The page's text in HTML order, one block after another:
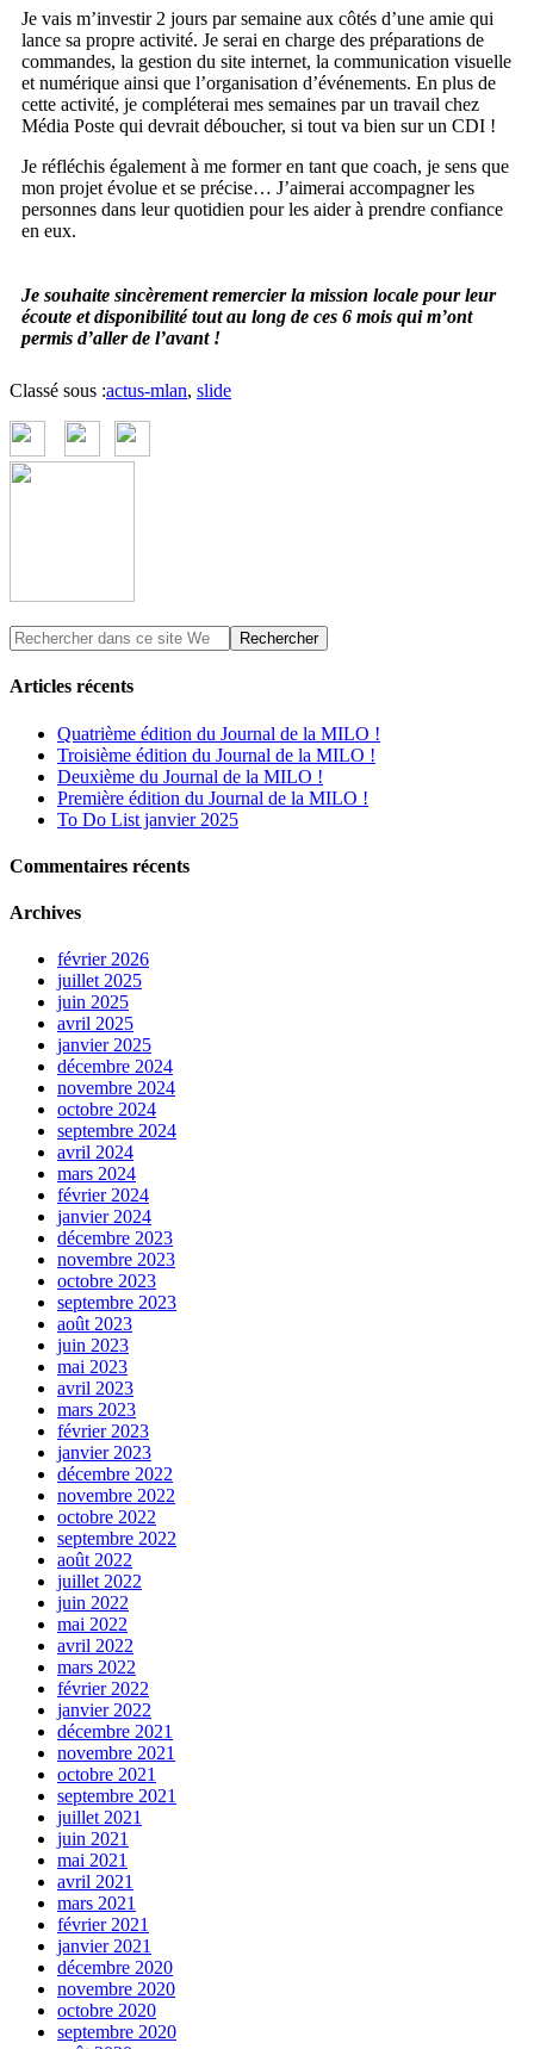
Je vais m’investir 2 jours par semaine aux côtés d’une amie qui
lance sa propre activité. Je serai en charge des préparations de
commandes, la gestion du site internet, la communication visuelle
et numérique ainsi que l’organisation d’événements. En plus de
cette activité, je compléterai mes semaines par un travail chez
Média Poste qui devrait déboucher, si tout va bien sur un CDI !
Je réfléchis également à me former en tant que coach, je sens que
mon projet évolue et se précise… J’aimerai accompagner les
personnes dans leur quotidien pour les aider à prendre confiance
en eux.
Je souhaite sincèrement remercier la mission locale pour leur
écoute et disponibilité tout au long de ces 6 mois qui m’ont
permis d’aller de l’avant !
Classé sous :actus-mlan, slide
Articles récents
Quatrième édition du Journal de la MILO !
Troisième édition du Journal de la MILO !
Deuxième du Journal de la MILO !
Première édition du Journal de la MILO !
To Do List janvier 2025
Commentaires récents
Archives
février 2026
juillet 2025
juin 2025
avril 2025
janvier 2025
décembre 2024
novembre 2024
octobre 2024
septembre 2024
avril 2024
mars 2024
février 2024
janvier 2024
décembre 2023
novembre 2023
octobre 2023
septembre 2023
août 2023
juin 2023
mai 2023
avril 2023
mars 2023
février 2023
janvier 2023
décembre 2022
novembre 2022
octobre 2022
septembre 2022
août 2022
juillet 2022
juin 2022
mai 2022
avril 2022
mars 2022
février 2022
janvier 2022
décembre 2021
novembre 2021
octobre 2021
septembre 2021
juillet 2021
juin 2021
mai 2021
avril 2021
mars 2021
février 2021
janvier 2021
décembre 2020
novembre 2020
octobre 2020
septembre 2020